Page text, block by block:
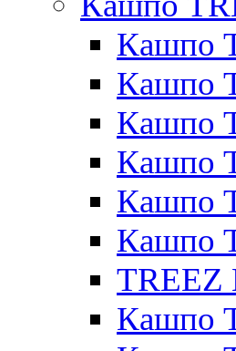
Кашпо
Кашпо
Кашпо
Кашпо
Кашпо
Кашпо
TREEZ
Кашпо